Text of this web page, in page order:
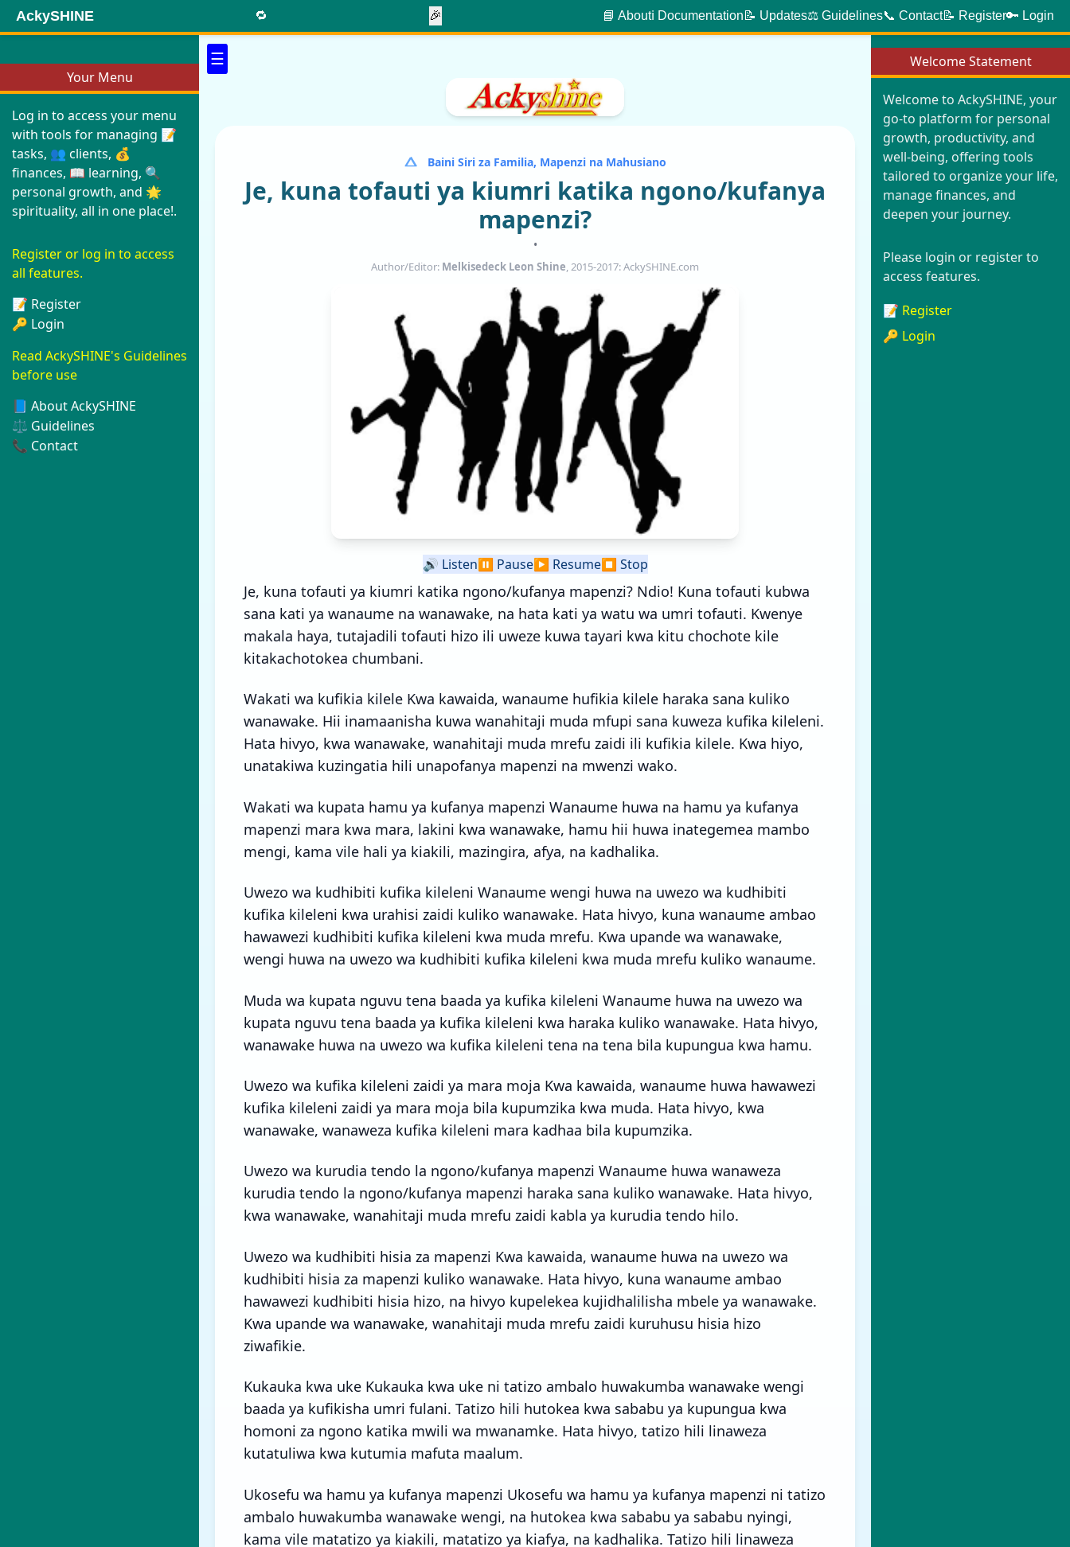
Your Menu
Log in to access your menu
with tools for managing 📝
tasks, 👥 clients, 💰
finances, 📖 learning, 🔍
personal growth, and 🌟
spirituality, all in one place!.
Register or log in to access
all features.
📝 Register
🔑 Login
Read AckySHINE's Guidelines
before use
📘 About AckySHINE
⚖️ Guidelines
📞 Contact
☰ Welcome Statement
Welcome to AckySHINE, your
go-to platform for personal
growth, productivity, and
well-being, offering tools
tailored to organize your life,
manage finances, and
deepen your journey.
Please login or register to
access features.
📝 Register
🔑 Login
AckySHINE 🔁 🎉 📘 Aboutℹ️ Documentation 📝 Updates⚖️ Guidelines📞 Contact📝 Register🔑 Login
Baini Siri za Familia, Mapenzi na Mahusiano
Je, kuna tofauti ya kiumri katika ngono/kufanya
mapenzi?
•
Author/Editor: Melkisedeck Leon Shine, 2015-2017: AckySHINE.com
🔊 Listen⏸️ Pause▶️ Resume⏹️ Stop
Je, kuna tofauti ya kiumri katika ngono/kufanya mapenzi? Ndio! Kuna tofauti kubwa
sana kati ya wanaume na wanawake, na hata kati ya watu wa umri tofauti. Kwenye
makala haya, tutajadili tofauti hizo ili uweze kuwa tayari kwa kitu chochote kile
kitakachotokea chumbani.
Wakati wa kufikia kilele Kwa kawaida, wanaume hufikia kilele haraka sana kuliko
wanawake. Hii inamaanisha kuwa wanahitaji muda mfupi sana kuweza kufika kileleni.
Hata hivyo, kwa wanawake, wanahitaji muda mrefu zaidi ili kufikia kilele. Kwa hiyo,
unatakiwa kuzingatia hili unapofanya mapenzi na mwenzi wako.
Wakati wa kupata hamu ya kufanya mapenzi Wanaume huwa na hamu ya kufanya
mapenzi mara kwa mara, lakini kwa wanawake, hamu hii huwa inategemea mambo
mengi, kama vile hali ya kiakili, mazingira, afya, na kadhalika.
Uwezo wa kudhibiti kufika kileleni Wanaume wengi huwa na uwezo wa kudhibiti
kufika kileleni kwa urahisi zaidi kuliko wanawake. Hata hivyo, kuna wanaume ambao
hawawezi kudhibiti kufika kileleni kwa muda mrefu. Kwa upande wa wanawake,
wengi huwa na uwezo wa kudhibiti kufika kileleni kwa muda mrefu kuliko wanaume.
Muda wa kupata nguvu tena baada ya kufika kileleni Wanaume huwa na uwezo wa
kupata nguvu tena baada ya kufika kileleni kwa haraka kuliko wanawake. Hata hivyo,
wanawake huwa na uwezo wa kufika kileleni tena na tena bila kupungua kwa hamu.
Uwezo wa kufika kileleni zaidi ya mara moja Kwa kawaida, wanaume huwa hawawezi
kufika kileleni zaidi ya mara moja bila kupumzika kwa muda. Hata hivyo, kwa
wanawake, wanaweza kufika kileleni mara kadhaa bila kupumzika.
Uwezo wa kurudia tendo la ngono/kufanya mapenzi Wanaume huwa wanaweza
kurudia tendo la ngono/kufanya mapenzi haraka sana kuliko wanawake. Hata hivyo,
kwa wanawake, wanahitaji muda mrefu zaidi kabla ya kurudia tendo hilo.
Uwezo wa kudhibiti hisia za mapenzi Kwa kawaida, wanaume huwa na uwezo wa
kudhibiti hisia za mapenzi kuliko wanawake. Hata hivyo, kuna wanaume ambao
hawawezi kudhibiti hisia hizo, na hivyo kupelekea kujidhalilisha mbele ya wanawake.
Kwa upande wa wanawake, wanahitaji muda mrefu zaidi kuruhusu hisia hizo
ziwafikie.
Kukauka kwa uke Kukauka kwa uke ni tatizo ambalo huwakumba wanawake wengi
baada ya kufikisha umri fulani. Tatizo hili hutokea kwa sababu ya kupungua kwa
homoni za ngono katika mwili wa mwanamke. Hata hivyo, tatizo hili linaweza
kutatuliwa kwa kutumia mafuta maalum.
Ukosefu wa hamu ya kufanya mapenzi Ukosefu wa hamu ya kufanya mapenzi ni tatizo
ambalo huwakumba wanawake wengi, na hutokea kwa sababu ya sababu nyingi,
kama vile matatizo ya kiakili, matatizo ya kiafya, na kadhalika. Tatizo hili linaweza